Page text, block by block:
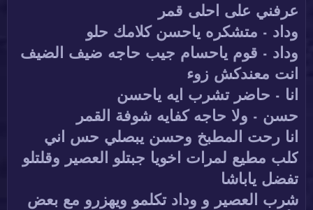
عرفني على احلى قمر
وداد - متشكره ياحسن كلامك حلو
وداد - قوم ياحسام جيب حاجه ضيف الضيف
انت معندكش زوء
انا - حاضر تشرب ايه ياحسن
حسن - ولا حاجه كفايه شوفة القمر
انا رحت المطبخ وحسن يبصلي حس اني
كلب مطيع لمرات اخويا جبتلو العصير وقلتلو
تفضل ياباشا
شرب العصير و وداد تكلمو ويهزرو مع بعض